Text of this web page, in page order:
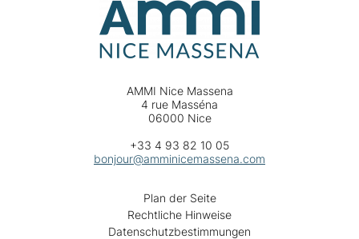
AMMI Nice Massena
4 rue Masséna
06000 Nice
+33 4 93 82 10 05
bonjour@amminicemassena.com
Plan der Seite
Rechtliche Hinweise
Datenschutzbestimmungen